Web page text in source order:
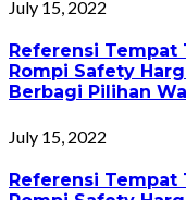
July 15, 2022
Referensi Tempat
Rompi Safety
Berbagi Pilihan
July 15, 2022
Referensi Tempat